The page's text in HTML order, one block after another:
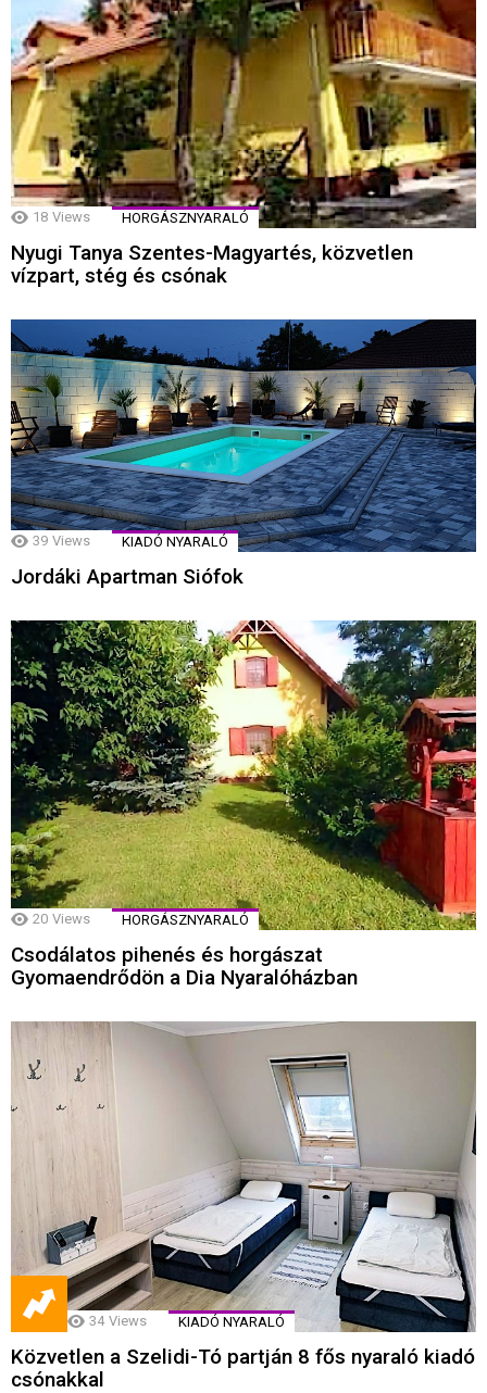
18 Views HORGÁSZNYARALÓ
Nyugi Tanya Szentes-Magyartés, közvetlen
vízpart, stég és csónak
39 Views KIADÓ NYARALÓ
Jordáki Apartman Siófok
20 Views HORGÁSZNYARALÓ
Csodálatos pihenés és horgászat
Gyomaendrődön a Dia Nyaralóházban
34 Views KIADÓ NYARALÓ
Közvetlen a Szelidi-Tó partján 8 fős nyaraló kiadó
csónakkal